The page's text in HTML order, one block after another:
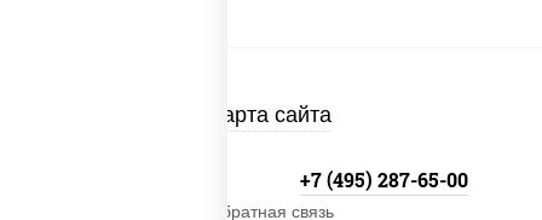
Карта сайта
+7 (495) 287-65-00
Обратная связь